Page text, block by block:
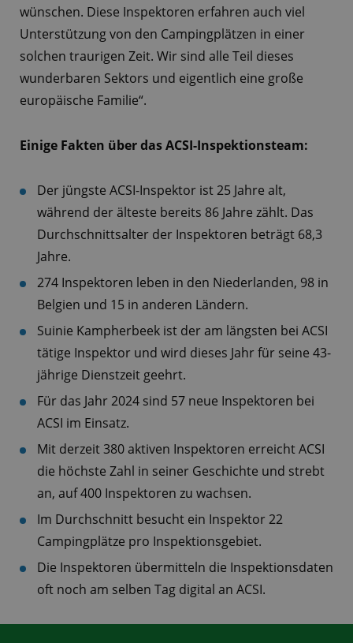
wünschen. Diese Inspektoren erfahren auch viel
Unterstützung von den Campingplätzen in einer
solchen traurigen Zeit. Wir sind alle Teil dieses
wunderbaren Sektors und eigentlich eine große
europäische Familie“.
Einige Fakten über das ACSI-Inspektionsteam:
Der jüngste ACSI-Inspektor ist 25 Jahre alt,
während der älteste bereits 86 Jahre zählt. Das
Durchschnittsalter der Inspektoren beträgt 68,3
Jahre.
274 Inspektoren leben in den Niederlanden, 98 in
Belgien und 15 in anderen Ländern.
Suinie Kampherbeek ist der am längsten bei ACSI
tätige Inspektor und wird dieses Jahr für seine 43-
jährige Dienstzeit geehrt.
Für das Jahr 2024 sind 57 neue Inspektoren bei
ACSI im Einsatz.
Mit derzeit 380 aktiven Inspektoren erreicht ACSI
die höchste Zahl in seiner Geschichte und strebt
an, auf 400 Inspektoren zu wachsen.
Im Durchschnitt besucht ein Inspektor 22
Campingplätze pro Inspektionsgebiet.
Die Inspektoren übermitteln die Inspektionsdaten
oft noch am selben Tag digital an ACSI.